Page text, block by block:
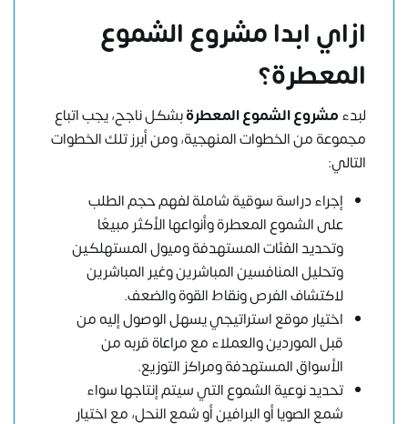
ازاي ابدا مشروع الشموع
المعطرة؟
لبدءمشروع الشموع المعطرةبشكل ناجح، يجب اتباع
مجموعة من الخطوات المنهجية، ومن أبرز تلك الخطوات
التالي:
إجراء دراسة سوقية شاملة لفهم حجم الطلب
على الشموع المعطرة وأنواعها الأكثر مبيعًا
وتحديد الفئات المستهدفة وميول المستهلكين
وتحليل المنافسين المباشرين وغير المباشرين
لاكتشاف الفرص ونقاط القوة والضعف.
اختيار موقع استراتيجي يسهل الوصول إليه من
قبل الموردين والعملاء مع مراعاة قربه من
الأسواق المستهدفة ومراكز التوزيع.
تحديد نوعية الشموع التي سيتم إنتاجها سواء
شمع الصويا أو البرافين أو شمع النحل، مع اختيار